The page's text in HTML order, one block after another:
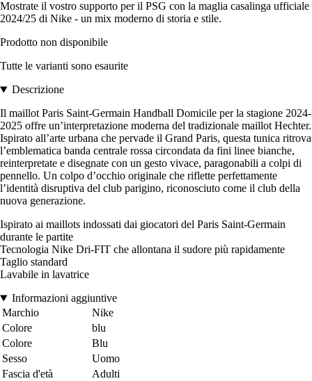
Mostrate il vostro supporto per il PSG con la maglia casalinga ufficiale
2024/25 di Nike - un mix moderno di storia e stile.
Prodotto non disponibile
Tutte le varianti sono esaurite
Descrizione
Il maillot Paris Saint-Germain Handball Domicile per la stagione 2024-
2025 offre un’interpretazione moderna del tradizionale maillot Hechter.
Ispirato all’arte urbana che pervade il Grand Paris, questa tunica ritrova
l’emblematica banda centrale rossa circondata da fini linee bianche,
reinterpretate e disegnate con un gesto vivace, paragonabili a colpi di
pennello. Un colpo d’occhio originale che riflette perfettamente
l’identità disruptiva del club parigino, riconosciuto come il club della
nuova generazione.
Ispirato ai maillots indossati dai giocatori del Paris Saint-Germain
durante le partite
Tecnologia Nike Dri-FIT che allontana il sudore più rapidamente
Taglio standard
Lavabile in lavatrice
Informazioni aggiuntive
Marchio
Nike
Colore
blu
Colore
Blu
Sesso
Uomo
Fascia d'età
Adulti